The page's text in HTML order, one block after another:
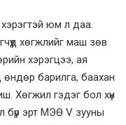
юм л даа.
хөгжлийг маш зөв
хэрэгцээ, ая
өндөр барилга, баахан
Хөгжил гэдэг бол хүн
бүр эрт МЭӨ V зууны